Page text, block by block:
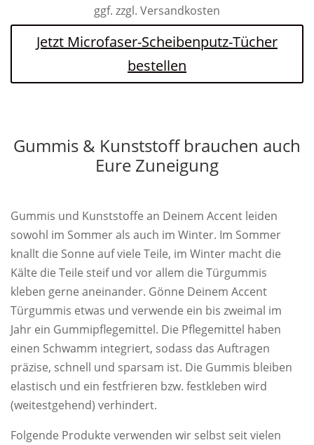
ggf. zzgl. Versandkosten
Jetzt Microfaser-Scheibenputz-Tücher
bestellen
Gummis & Kunststoff brauchen auch
Eure Zuneigung
Gummis und Kunststoffe an Deinem Accent leiden
sowohl im Sommer als auch im Winter. Im Sommer
knallt die Sonne auf viele Teile, im Winter macht die
Kälte die Teile steif und vor allem die Türgummis
kleben gerne aneinander. Gönne Deinem Accent
Türgummis etwas und verwende ein bis zweimal im
Jahr ein Gummipflegemittel. Die Pflegemittel haben
einen Schwamm integriert, sodass das Auftragen
präzise, schnell und sparsam ist. Die Gummis bleiben
elastisch und ein festfrieren bzw. festkleben wird
(weitestgehend) verhindert.
Folgende Produkte verwenden wir selbst seit vielen